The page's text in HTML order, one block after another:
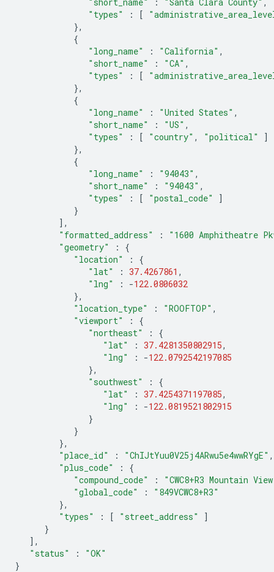
"types"
: [
},
{
"long_name"
: "California" ,
"short_name"
: "CA" ,
"types"
: [
},
{
"long_name"
: "United States" ,
"short_name"
: "US" ,
"types"
: [ "country" , "political"
]
},
{
"long_name"
: "94043" ,
"short_name"
: "94043" ,
"types"
: [ "postal_code"
]
}
],
"formatted_address"
:
"1600 Amphitheatre
"geometry"
:
{
"location"
:
{
"lat"
: 37.4267861 ,
"lng"
: -122.0806032
},
"location_type"
: "ROOFTOP" ,
"viewport"
:
{
"northeast"
:
{
"lat"
: 37.4281350802915,
"lng"
: -122.0792542197085
},
"southwest"
:
{
"lat"
: 37.4254371197085,
"lng"
: -122.0819521802915
}
}
},
"place_id"
: "ChIJtYuu0V25j4ARwu5e4wwRYgE" ,
"plus_code"
:
{
"compound_code"
:
"CWC8+R3 Mountain
"global_code"
:
"849VCWC8+R3"
},
"types"
: [ "street_address"
]
}
],
"status"
:
"OK"
}